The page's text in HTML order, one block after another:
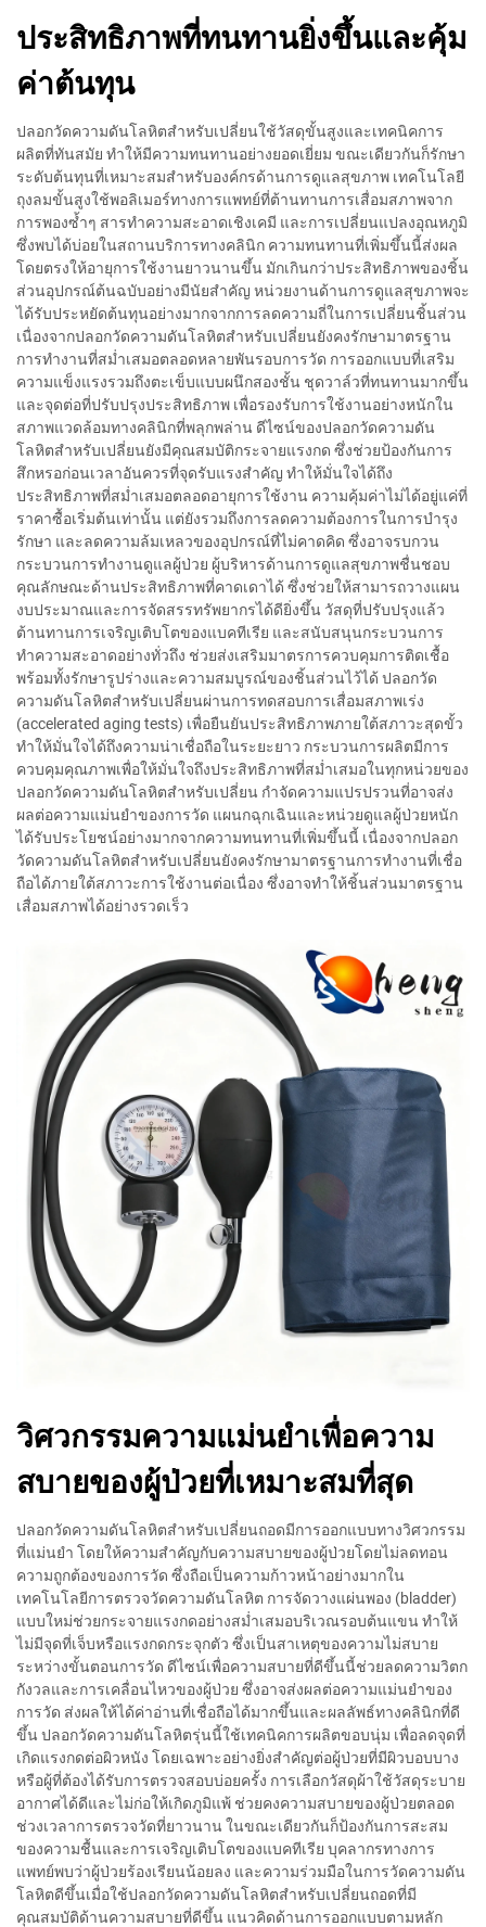
ประสิทธิภาพที่ทนทานยิ่งขึ้นและคุ้ม
ค่าต้นทุน
ปลอกวัดความดันโลหิตสำหรับเปลี่ยนใช้วัสดุขั้นสูงและเทคนิคการ
ผลิตที่ทันสมัย ทำให้มีความทนทานอย่างยอดเยี่ยม ขณะเดียวกันก็รักษา
ระดับต้นทุนที่เหมาะสมสำหรับองค์กรด้านการดูแลสุขภาพ เทคโนโลยี
ถุงลมขั้นสูงใช้พอลิเมอร์ทางการแพทย์ที่ต้านทานการเสื่อมสภาพจาก
การพองซ้ำๆ สารทำความสะอาดเชิงเคมี และการเปลี่ยนแปลงอุณหภูมิ
ซึ่งพบได้บ่อยในสถานบริการทางคลินิก ความทนทานที่เพิ่มขึ้นนี้ส่งผล
โดยตรงให้อายุการใช้งานยาวนานขึ้น มักเกินกว่าประสิทธิภาพของชิ้น
ส่วนอุปกรณ์ต้นฉบับอย่างมีนัยสำคัญ หน่วยงานด้านการดูแลสุขภาพจะ
ได้รับประหยัดต้นทุนอย่างมากจากการลดความถี่ในการเปลี่ยนชิ้นส่วน
เนื่องจากปลอกวัดความดันโลหิตสำหรับเปลี่ยนยังคงรักษามาตรฐาน
การทำงานที่สม่ำเสมอตลอดหลายพันรอบการวัด การออกแบบที่เสริม
ความแข็งแรงรวมถึงตะเข็บแบบผนึกสองชั้น ชุดวาล์วที่ทนทานมากขึ้น
และจุดต่อที่ปรับปรุงประสิทธิภาพ เพื่อรองรับการใช้งานอย่างหนักใน
สภาพแวดล้อมทางคลินิกที่พลุกพล่าน ดีไซน์ของปลอกวัดความดัน
โลหิตสำหรับเปลี่ยนยังมีคุณสมบัติกระจายแรงกด ซึ่งช่วยป้องกันการ
สึกหรอก่อนเวลาอันควรที่จุดรับแรงสำคัญ ทำให้มั่นใจได้ถึง
ประสิทธิภาพที่สม่ำเสมอตลอดอายุการใช้งาน ความคุ้มค่าไม่ได้อยู่แค่ที่
ราคาซื้อเริ่มต้นเท่านั้น แต่ยังรวมถึงการลดความต้องการในการบำรุง
รักษา และลดความล้มเหลวของอุปกรณ์ที่ไม่คาดคิด ซึ่งอาจรบกวน
กระบวนการทำงานดูแลผู้ป่วย ผู้บริหารด้านการดูแลสุขภาพชื่นชอบ
คุณลักษณะด้านประสิทธิภาพที่คาดเดาได้ ซึ่งช่วยให้สามารถวางแผน
งบประมาณและการจัดสรรทรัพยากรได้ดียิ่งขึ้น วัสดุที่ปรับปรุงแล้ว
ต้านทานการเจริญเติบโตของแบคทีเรีย และสนับสนุนกระบวนการ
ทำความสะอาดอย่างทั่วถึง ช่วยส่งเสริมมาตรการควบคุมการติดเชื้อ
พร้อมทั้งรักษารูปร่างและความสมบูรณ์ของชิ้นส่วนไว้ได้ ปลอกวัด
ความดันโลหิตสำหรับเปลี่ยนผ่านการทดสอบการเสื่อมสภาพเร่ง
(accelerated aging tests) เพื่อยืนยันประสิทธิภาพภายใต้สภาวะสุดขั้ว
ทำให้มั่นใจได้ถึงความน่าเชื่อถือในระยะยาว กระบวนการผลิตมีการ
ควบคุมคุณภาพเพื่อให้มั่นใจถึงประสิทธิภาพที่สม่ำเสมอในทุกหน่วยของ
ปลอกวัดความดันโลหิตสำหรับเปลี่ยน กำจัดความแปรปรวนที่อาจส่ง
ผลต่อความแม่นยำของการวัด แผนกฉุกเฉินและหน่วยดูแลผู้ป่วยหนัก
ได้รับประโยชน์อย่างมากจากความทนทานที่เพิ่มขึ้นนี้ เนื่องจากปลอก
วัดความดันโลหิตสำหรับเปลี่ยนยังคงรักษามาตรฐานการทำงานที่เชื่อ
ถือได้ภายใต้สภาวะการใช้งานต่อเนื่อง ซึ่งอาจทำให้ชิ้นส่วนมาตรฐาน
เสื่อมสภาพได้อย่างรวดเร็ว
วิศวกรรมความแม่นยำเพื่อความ
สบายของผู้ป่วยที่เหมาะสมที่สุด
ปลอกวัดความดันโลหิตสำหรับเปลี่ยนถอดมีการออกแบบทางวิศวกรรม
ที่แม่นยำ โดยให้ความสำคัญกับความสบายของผู้ป่วยโดยไม่ลดทอน
ความถูกต้องของการวัด ซึ่งถือเป็นความก้าวหน้าอย่างมากใน
เทคโนโลยีการตรวจวัดความดันโลหิต การจัดวางแผ่นพอง (bladder)
แบบใหม่ช่วยกระจายแรงกดอย่างสม่ำเสมอบริเวณรอบต้นแขน ทำให้
ไม่มีจุดที่เจ็บหรือแรงกดกระจุกตัว ซึ่งเป็นสาเหตุของความไม่สบาย
ระหว่างขั้นตอนการวัด ดีไซน์เพื่อความสบายที่ดีขึ้นนี้ช่วยลดความวิตก
กังวลและการเคลื่อนไหวของผู้ป่วย ซึ่งอาจส่งผลต่อความแม่นยำของ
การวัด ส่งผลให้ได้ค่าอ่านที่เชื่อถือได้มากขึ้นและผลลัพธ์ทางคลินิกที่ดี
ขึ้น ปลอกวัดความดันโลหิตรุ่นนี้ใช้เทคนิคการผลิตขอบนุ่ม เพื่อลดจุดที่
เกิดแรงกดต่อผิวหนัง โดยเฉพาะอย่างยิ่งสำคัญต่อผู้ป่วยที่มีผิวบอบบาง
หรือผู้ที่ต้องได้รับการตรวจสอบบ่อยครั้ง การเลือกวัสดุผ้าใช้วัสดุระบาย
อากาศได้ดีและไม่ก่อให้เกิดภูมิแพ้ ช่วยคงความสบายของผู้ป่วยตลอด
ช่วงเวลาการตรวจวัดที่ยาวนาน ในขณะเดียวกันก็ป้องกันการสะสม
ของความชื้นและการเจริญเติบโตของแบคทีเรีย บุคลากรทางการ
แพทย์พบว่าผู้ป่วยร้องเรียนน้อยลง และความร่วมมือในการวัดความดัน
โลหิตดีขึ้นเมื่อใช้ปลอกวัดความดันโลหิตสำหรับเปลี่ยนถอดที่มี
คุณสมบัติด้านความสบายที่ดีขึ้น แนวคิดด้านการออกแบบตามหลัก